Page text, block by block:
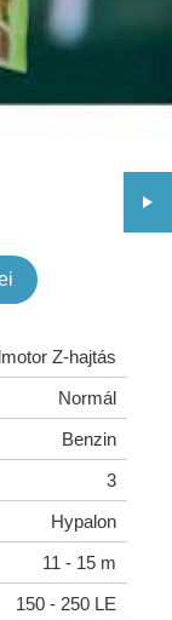
Z-hajtás
Normál
Benzin
3
Hypalon
11 - 15 m
150 - 250 LE